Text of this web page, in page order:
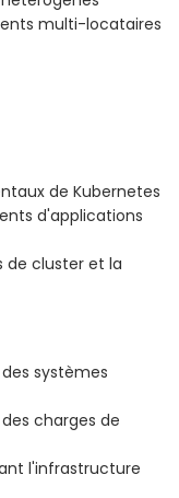
multi-locataires
de Kubernetes
d'applications
de cluster et la
systèmes
charges de
l'infrastructure